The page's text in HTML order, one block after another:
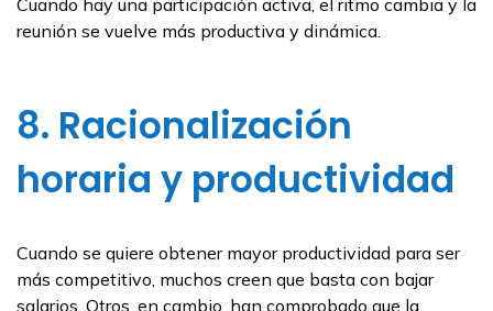
reunión se vuelve más productiva y dinámica.
8. Racionalización
horaria y productividad
Cuando se quiere obtener mayor productividad para ser
más competitivo, muchos creen que basta con bajar
salarios. Otros, en cambio, han comprobado que la